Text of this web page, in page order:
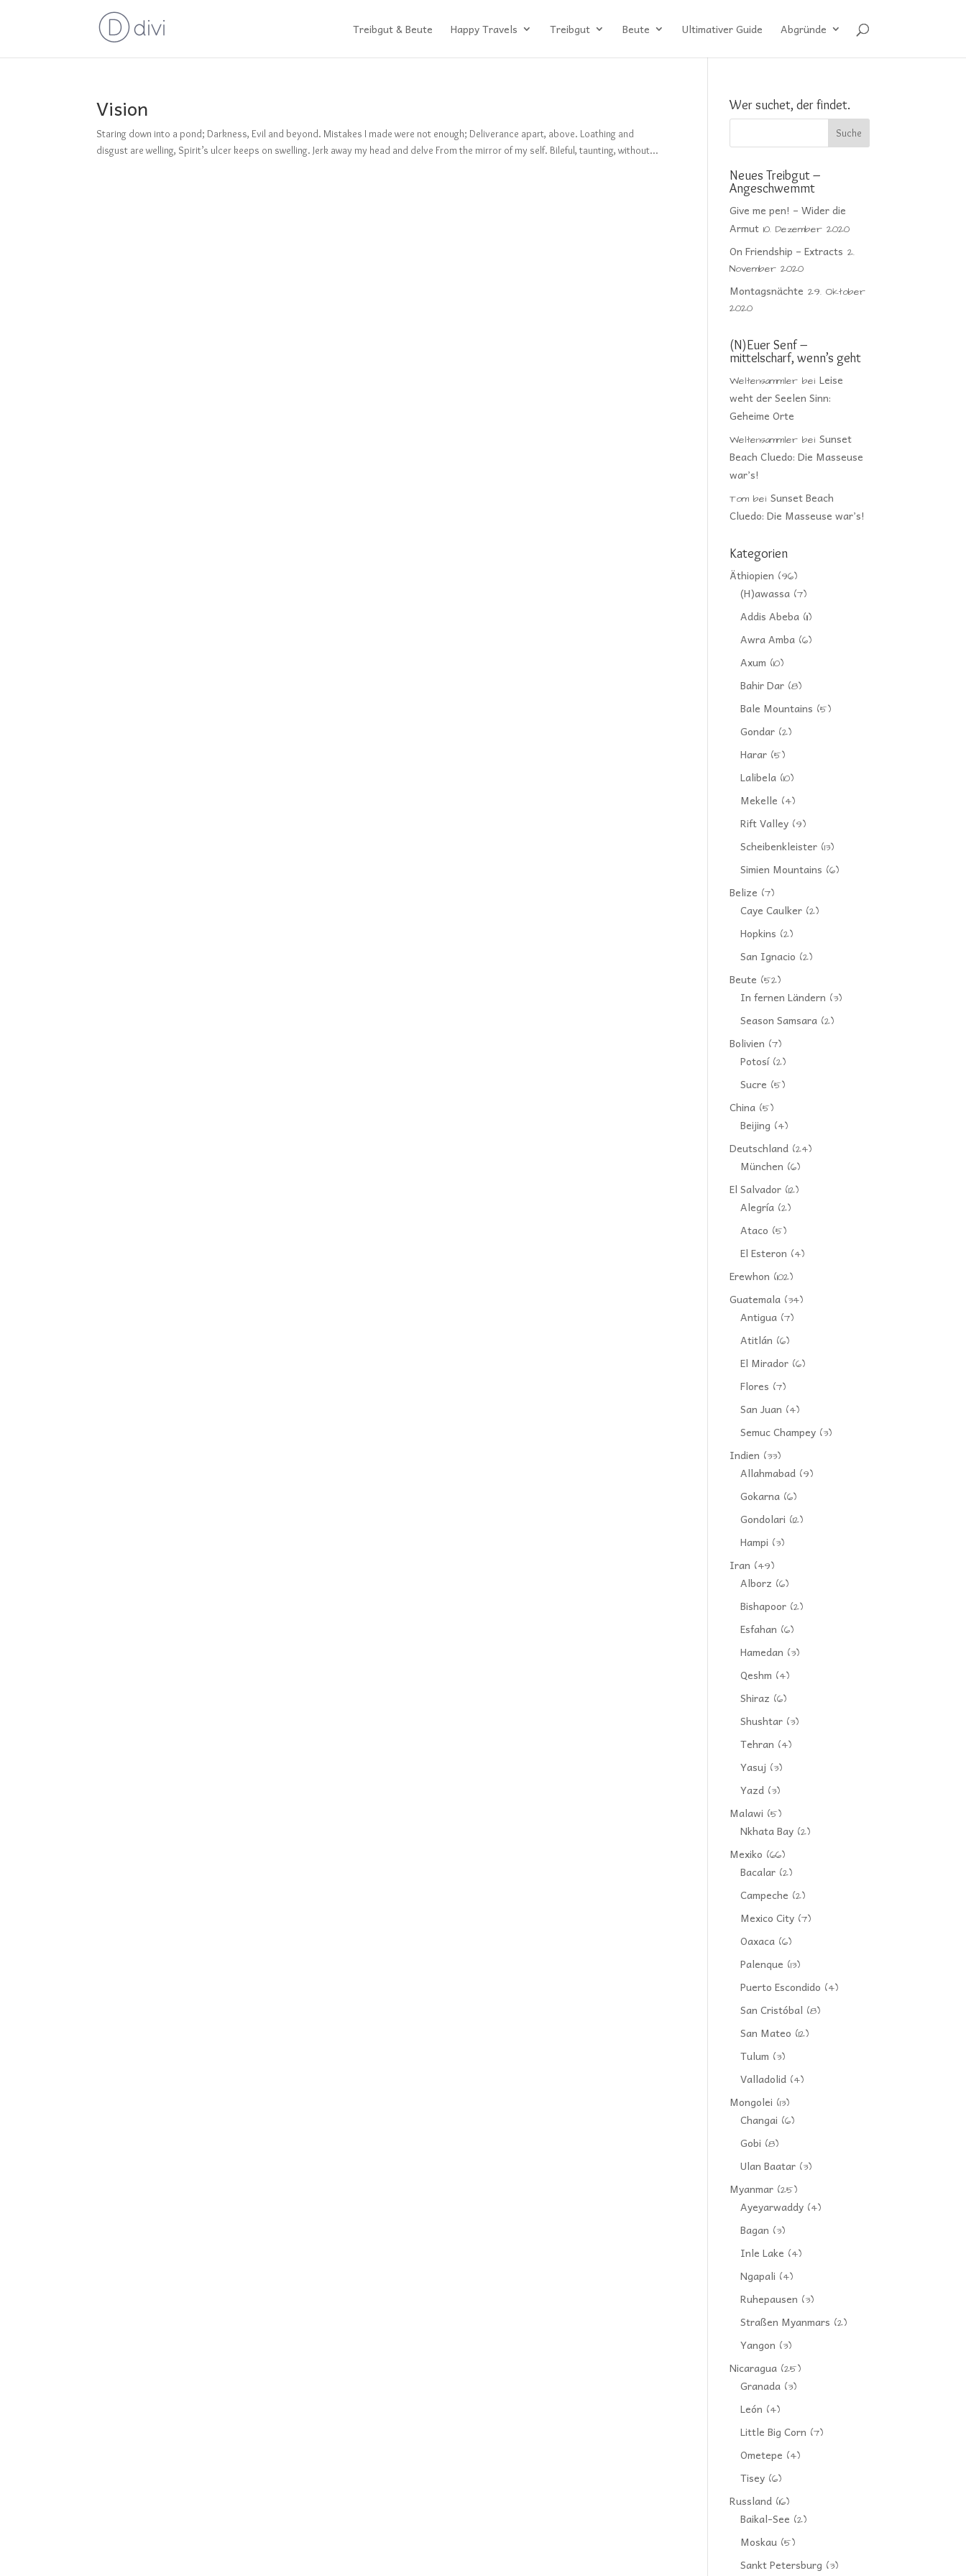
Treibgut & Beute Happy Travels Treibgut Beute Ultimativer Guide Abgründe
Vision
Staring down into a pond; Darkness, Evil and beyond. Mistakes I made were not enough; Deliverance apart, above. Loathing and
disgust are welling, Spirit’s ulcer keeps on swelling. Jerk away my head and delve From the mirror of my self. Bileful, taunting, without...
Wer suchet, der findet.
Neues Treibgut –
Angeschwemmt
Give me pen! – Wider die
Armut 10. Dezember 2020
On Friendship – Extracts 2.
November 2020
Montagsnächte 29. Oktober
2020
(N)Euer Senf –
mittelscharf, wenn’s geht
Weltensammler beiLeise
weht der Seelen Sinn:
Geheime Orte
Weltensammler beiSunset
Beach Cluedo: Die Masseuse
war’s!
Tom beiSunset Beach
Cluedo: Die Masseuse war’s!
Kategorien
Äthiopien (96)
(H)awassa (7)
Addis Abeba (11)
Awra Amba (6)
Axum (10)
Bahir Dar (8)
Bale Mountains (5)
Gondar (2)
Harar (5)
Lalibela (10)
Mekelle (4)
Rift Valley (9)
Scheibenkleister (13)
Simien Mountains (6)
Belize (7)
Caye Caulker (2)
Hopkins (2)
San Ignacio (2)
Beute (52)
In fernen Ländern (3)
Season Samsara (2)
Bolivien (7)
Potosí(2)
Sucre (5)
China (5)
Beijing (4)
Deutschland (24)
München (6)
El Salvador (12)
Alegría (2)
Ataco (5)
El Esteron (4)
Erewhon (102)
Guatemala (34)
Antigua (7)
Atitlán (6)
El Mirador (6)
Flores (7)
San Juan (4)
Semuc Champey (3)
Indien (33)
Allahmabad (9)
Gokarna (6)
Gondolari (12)
Hampi (3)
Iran (49)
Alborz (6)
Bishapoor (2)
Esfahan (6)
Hamedan (3)
Qeshm (4)
Shiraz (6)
Shushtar (3)
Tehran (4)
Yasuj (3)
Yazd (3)
Malawi (5)
Nkhata Bay (2)
Mexiko (66)
Bacalar (2)
Campeche (2)
Mexico City (7)
Oaxaca (6)
Palenque (13)
Puerto Escondido (4)
San Cristóbal (8)
San Mateo (12)
Tulum (3)
Valladolid (4)
Mongolei (13)
Changai (6)
Gobi (8)
Ulan Baatar (3)
Myanmar (25)
Ayeyarwaddy (4)
Bagan (3)
Inle Lake (4)
Ngapali (4)
Ruhepausen (3)
Straßen Myanmars (2)
Yangon (3)
Nicaragua (25)
Granada (3)
León (4)
Little Big Corn (7)
Ometepe (4)
Tisey (6)
Russland (16)
Baikal-See (2)
Moskau (5)
Sankt Petersburg (3)